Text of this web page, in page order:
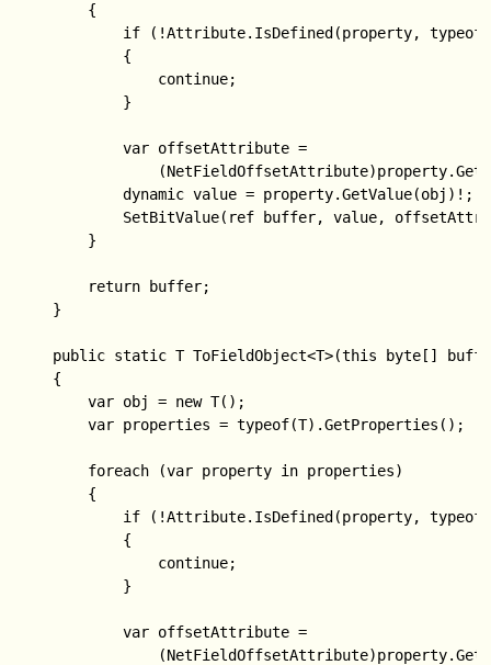
        {
if (!Attribute.IsDefined(property,
            {
                continue;
            }
            var offsetAttribute =
dynamic value = property.GetValue(obj)!;
SetBitValue(ref buffer, value,
        }
        return buffer;
    }
public static T ToFieldObject<T>(this byte[]
    {
        var obj = new T();
        var properties = typeof(T).GetProperties();
        foreach (var property in properties)
        {
if (!Attribute.IsDefined(property,
            {
                continue;
            }
            var offsetAttribute =